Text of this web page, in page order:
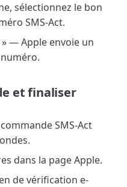
sélectionnez le bon
SMS-Act.
— Apple envoie un
et finaliser
SMS-Act
dans la page Apple.
de vérification e-